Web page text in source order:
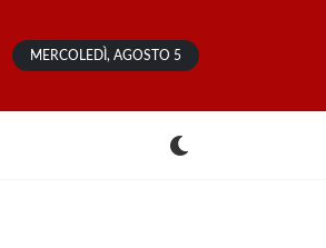
MERCOLEDÌ, AGOSTO 5